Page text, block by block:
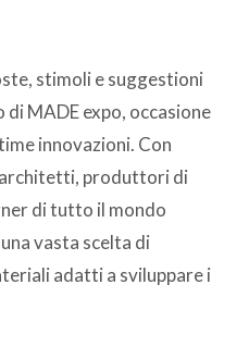
stimoli e suggestioni
di MADE expo, occasione
innovazioni. Con
produttori di
di tutto il mondo
vasta scelta di
adatti a sviluppare i